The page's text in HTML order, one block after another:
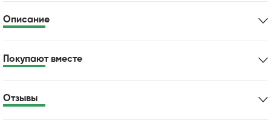
Описание
Покупают вместе
Отзывы